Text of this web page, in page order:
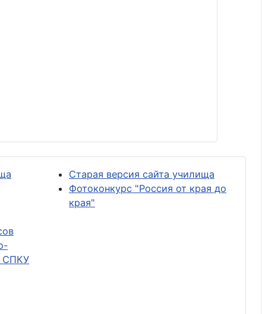
СПКУ
Старая версия сайта училища
Фотоконкурс "Россия от края до
края"